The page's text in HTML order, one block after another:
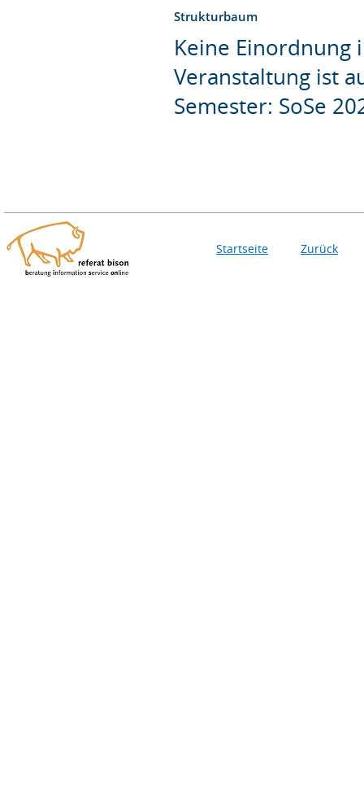
Strukturbaum
Keine Einordnung
Veranstaltung ist
Semester: SoSe
Startseite Zurück